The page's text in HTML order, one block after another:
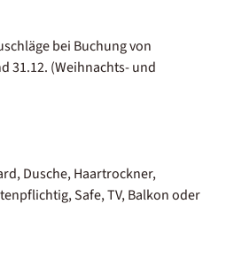
bei Buchung von
31.12. (Weihnachts- und
Dusche, Haartrockner,
Safe, TV, Balkon oder